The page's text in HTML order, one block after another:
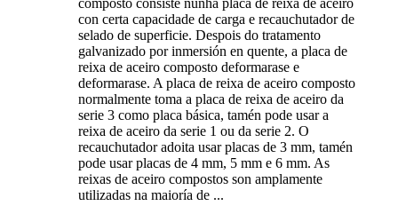
composto consiste nunha placa de reixa de aceiro
con certa capacidade de carga e recauchutador de
selado de superficie. Despois do tratamento
galvanizado por inmersión en quente, a placa de
reixa de aceiro composto deformarase e
deformarase. A placa de reixa de aceiro composto
normalmente toma a placa de reixa de aceiro da
serie 3 como placa básica, tamén pode usar a
reixa de aceiro da serie 1 ou da serie 2. O
recauchutador adoita usar placas de 3 mm, tamén
pode usar placas de 4 mm, 5 mm e 6 mm. As
reixas de aceiro compostos son amplamente
utilizadas na maioría de ...